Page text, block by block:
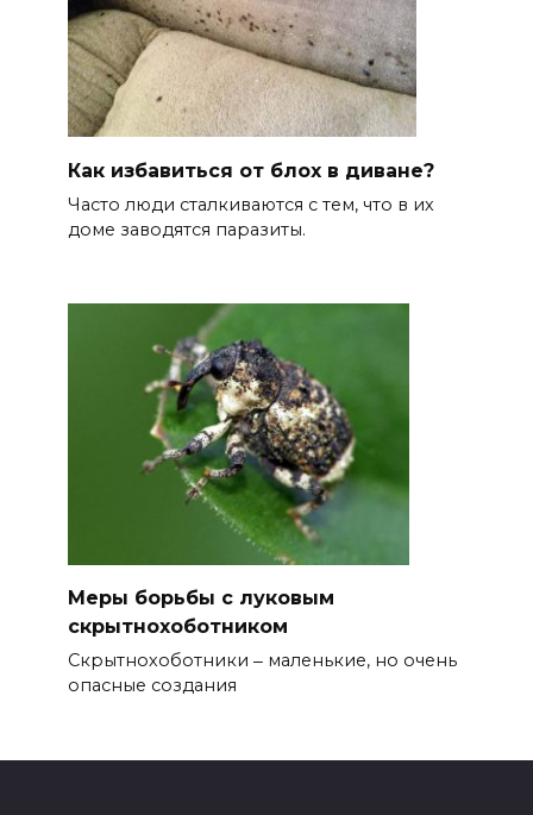
Как избавиться от блох в диване?
Часто люди сталкиваются с тем, что в их
доме заводятся паразиты.
Меры борьбы с луковым
скрытнохоботником
Скрытнохоботники ‒ маленькие, но очень
опасные создания